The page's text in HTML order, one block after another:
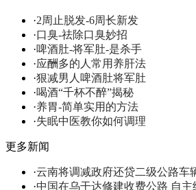
·2周止脱发-6周长新发
·口臭-祛除口臭妙招
·啤酒肚-将军肚-是杀手
·应酬多的人常用养肝法
·狠减男人啤酒肚将军肚
·喝酒“千杯不醉”揭秘
·养胃-简单实用的方法
·失眠中医教你如何调理
更多新闻
·云南将调减政府还贷二级公路车
·中国在乌干达修建收费公路 自主